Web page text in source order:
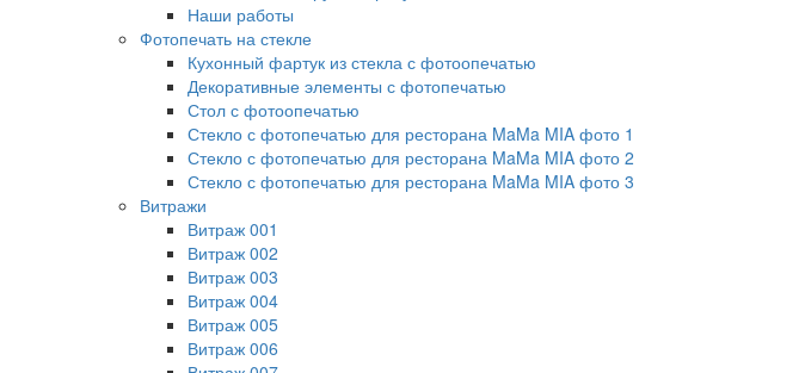
Наши работы
Фотопечать на стекле
Кухонный фартук из стекла с фотоопечатью
Декоративные элементы с фотопечатью
Стол с фотоопечатью
Стекло с фотопечатью для ресторана MaMa MIA фото 1
Стекло с фотопечатью для ресторана MaMa MIA фото 2
Стекло с фотопечатью для ресторана MaMa MIA фото 3
Витражи
Витраж 001
Витраж 002
Витраж 003
Витраж 004
Витраж 005
Витраж 006